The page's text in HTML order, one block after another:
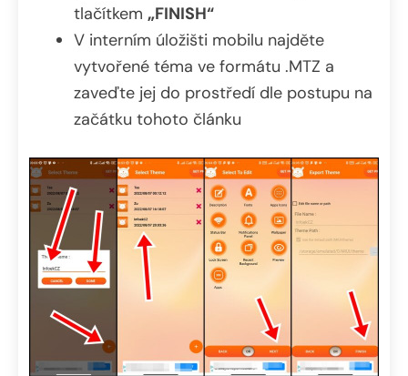
tlačítkem „FINISH“
V interním úložišti mobilu najděte
vytvořené téma ve formátu .MTZ a
zaveďte jej do prostředí dle postupu na
začátku tohoto článku